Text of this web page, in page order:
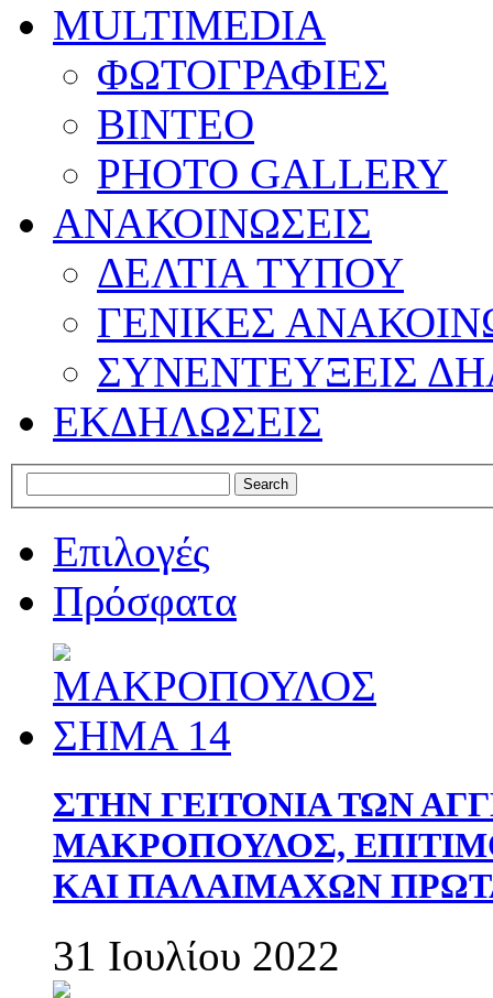
MULTIMEDIA
ΦΩΤΟΓΡΑΦΙΕΣ
ΒΙΝΤΕΟ
PHOTO GALLERY
ΑΝΑΚΟΙΝΩΣΕΙΣ
ΔΕΛΤΙΑ ΤΥΠΟΥ
ΓΕΝΙΚΕΣ
ΣΥΝΕΝΤΕΥΞΕΙΣ
ΕΚΔΗΛΩΣΕΙΣ
Επιλογές
Πρόσφατα
ΣΤΗΝ ΓΕΙΤΟΝΙΑ ΤΩΝ
ΜΑΚΡΟΠΟΥΛΟΣ,
ΚΑΙ ΠΑΛΑΙΜΑΧΩΝ
31 Ιουλίου 2022